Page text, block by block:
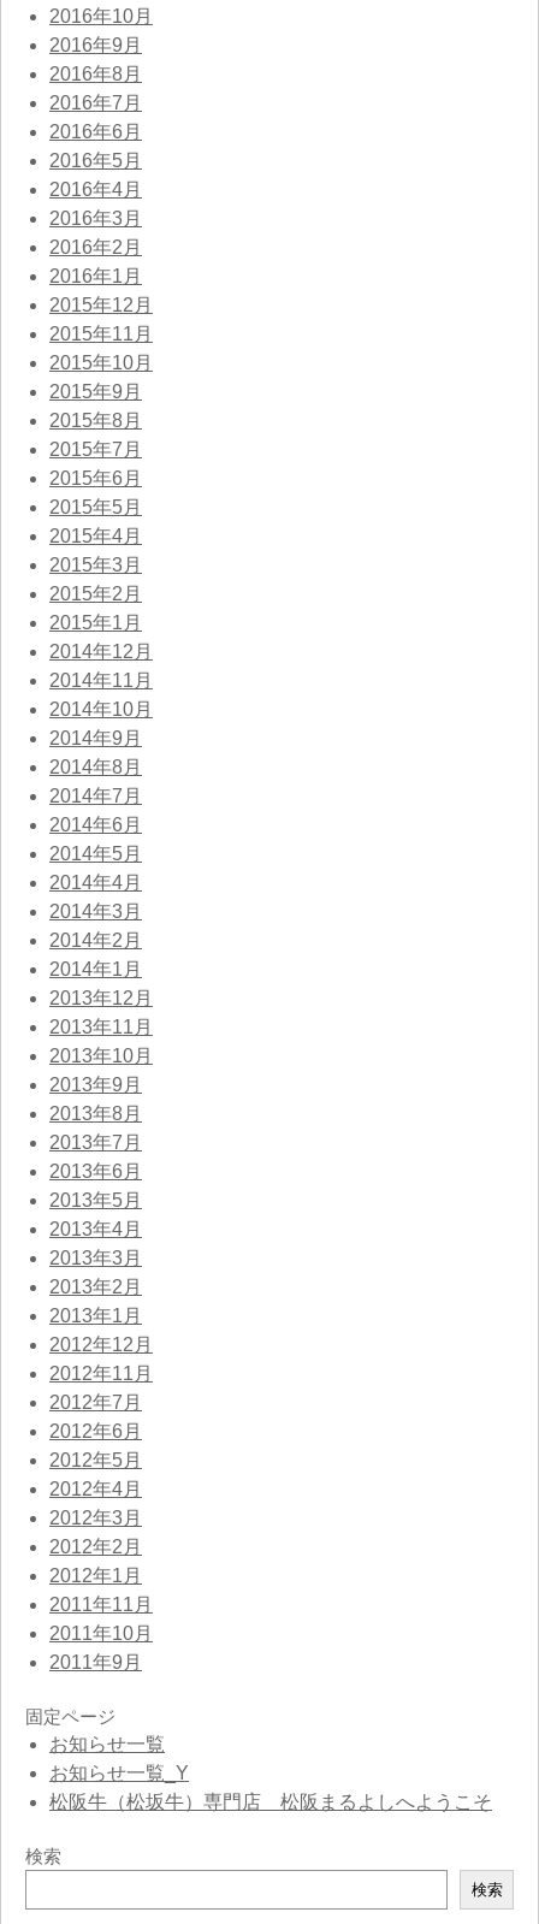
2016年10月
2016年9月
2016年8月
2016年7月
2016年6月
2016年5月
2016年4月
2016年3月
2016年2月
2016年1月
2015年12月
2015年11月
2015年10月
2015年9月
2015年8月
2015年7月
2015年6月
2015年5月
2015年4月
2015年3月
2015年2月
2015年1月
2014年12月
2014年11月
2014年10月
2014年9月
2014年8月
2014年7月
2014年6月
2014年5月
2014年4月
2014年3月
2014年2月
2014年1月
2013年12月
2013年11月
2013年10月
2013年9月
2013年8月
2013年7月
2013年6月
2013年5月
2013年4月
2013年3月
2013年2月
2013年1月
2012年12月
2012年11月
2012年7月
2012年6月
2012年5月
2012年4月
2012年3月
2012年2月
2012年1月
2011年11月
2011年10月
2011年9月
固定ページ
お知らせ一覧
お知らせ一覧_Y
松阪牛（松坂牛）専門店 松阪まるよしへようこそ
検索
索
検索